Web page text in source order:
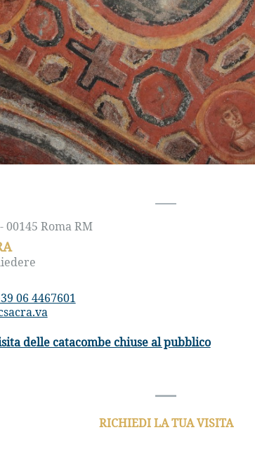
00145 Roma RM
06 4467601
delle catacombe chiuse al pubblico
RICHIEDI LA TUA VISITA